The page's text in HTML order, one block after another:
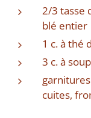
2/3 tasse
blé entier
1 c. à thé
3 c. à
cuites,